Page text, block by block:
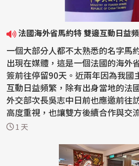
法國海外省馬約特 雙邊互動日益
一個大部分人都不太熟悉的名字
出現在媒體，這是一個法國的海外
簽前往停留90天。近兩年因為我國
互動日益頻繁，除有出身當地的法
外交部次長吳志中日前也應邀前往
高度重視，也讓雙方後續合作與交流值得
特島...
1 天